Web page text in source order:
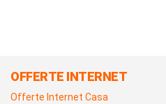
OFFERTE INTERNET
Offerte Internet Casa